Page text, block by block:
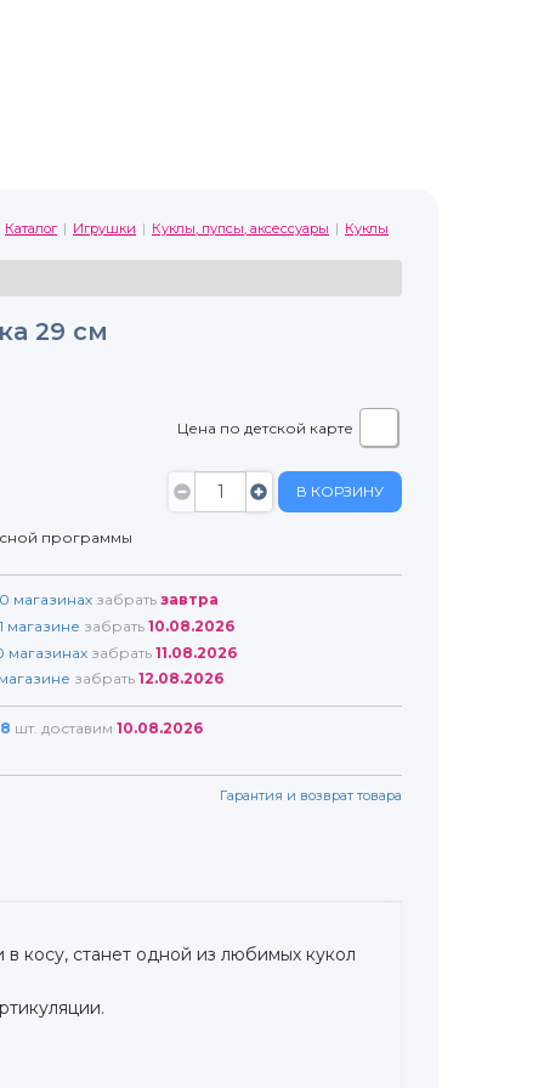
Каталог Игрушки Куклы, пупсы, аксессуары Куклы
29 см
Цена по детской карте
В КОРЗИНУ
программы
магазинах забрать завтра
магазине забрать 10.08.2026
магазинах забрать 11.08.2026
магазине забрать 12.08.2026
8 шт. доставим 10.08.2026
Гарантия и возврат товара
косу, станет одной из любимых кукол